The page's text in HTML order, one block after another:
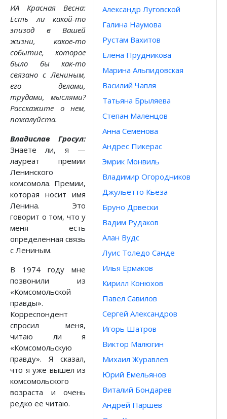
Александр Луговской
Галина Наумова
Рустам Вахитов
Елена Прудникова
Марина Альпидовская
Василий Чапля
Татьяна Брыляева
Степан Маленцов
Анна Семенова
Андрес Пикерас
Эмрик Монвиль
Владимир Огородников
Джульетто Кьеза
Бруно Дрвески
Вадим Рудаков
Алан Вудс
Луис Толедо Санде
Илья Ермаков
Кирилл Конюхов
Павел Савилов
Сергей Александров
Игорь Шатров
Виктор Малюгин
Михаил Журавлев
Юрий Емельянов
Виталий Бондарев
Андрей Паршев
ИА Красная Весна:
Есть ли какой-то
эпизод в Вашей
жизни, какое-то
событие, которое
было бы как-то
связано с Лениным,
его делами,
трудами, мыслями?
Расскажите о нем,
пожалуйста.
Владислав Гросул:
Знаете ли, я —
лауреат премии
Ленинского
комсомола. Премии,
которая носит имя
Ленина. Это
говорит о том, что у
меня есть
определенная связь
с Лениным.
В 1974 году мне
позвонили из
«Комсомольской
правды».
Корреспондент
спросил меня,
читаю ли я
«Комсомольскую
правду». Я сказал,
что я уже вышел из
комсомольского
возраста и очень
редко ее читаю.